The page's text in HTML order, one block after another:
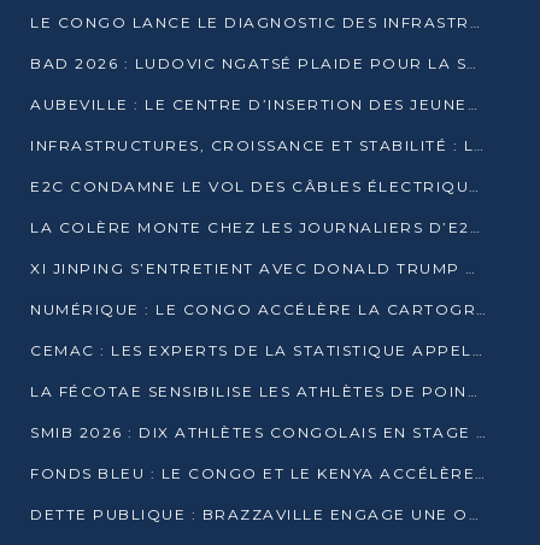
LE CONGO LANCE LE DIAGNOSTIC DES INFRASTRUCTURES SPORTIVES DU COMPLEXE DE KINTÉLÉ
BAD 2026 : LUDOVIC NGATSÉ PLAIDE POUR LA SOUVERAINETÉ FINANCIÈRE AFRICAINE
AUBEVILLE : LE CENTRE D’INSERTION DES JEUNES PRÊT À OUVRIR SES PORTES
INFRASTRUCTURES, CROISSANCE ET STABILITÉ : LA GUINÉE AFFÛTE SES AMBITIONS
E2C CONDAMNE LE VOL DES CÂBLES ÉLECTRIQUES APRÈS UNE VIDÉO VIRALE
LA COLÈRE MONTE CHEZ LES JOURNALIERS D’E2C QUI DÉNONCENT 20 ANS DE PRÉCARITÉ
XI JINPING S’ENTRETIENT AVEC DONALD TRUMP À BEIJING
NUMÉRIQUE : LE CONGO ACCÉLÈRE LA CARTOGRAPHIE DE SES INFRASTRUCTURES DIGITALES
CEMAC : LES EXPERTS DE LA STATISTIQUE APPELLENT À RENFORCER LA SÉCURISATION DES DONNÉES
LA FÉCOTAE SENSIBILISE LES ATHLÈTES DE POINTE-NOIRE À L’HYGIÈNE ALIMENTA
SMIB 2026 : DIX ATHLÈTES CONGOLAIS EN STAGE AU KENYA
FONDS BLEU : LE CONGO ET LE KENYA ACCÉLÈRENT LA MOBILISATION DES FINANCEMENTS
DETTE PUBLIQUE : BRAZZAVILLE ENGAGE UNE OPÉRATION DE RACHAT DE 575 MILLIONS DE DOLLARS